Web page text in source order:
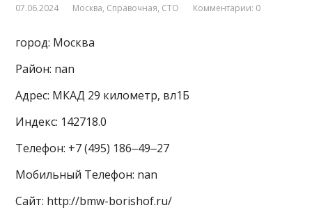
07.06.2024 Москва, Справочная, СТО Комментарии: 0
город: Москва
Район: nan
Адрес: МКАД 29 километр, вл1Б
Индекс: 142718.0
Телефон: +7 (495) 186‒49‒27
Мобильный Телефон: nan
Сайт: http://bmw-borishof.ru/